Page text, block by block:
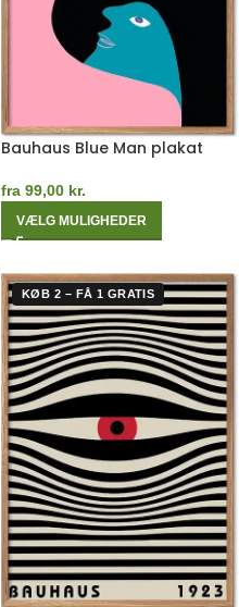
Bauhaus Blue Man plakat
fra 99,00 kr.
VÆLG MULIGHEDER
KØB 2 – FÅ 1 GRATIS